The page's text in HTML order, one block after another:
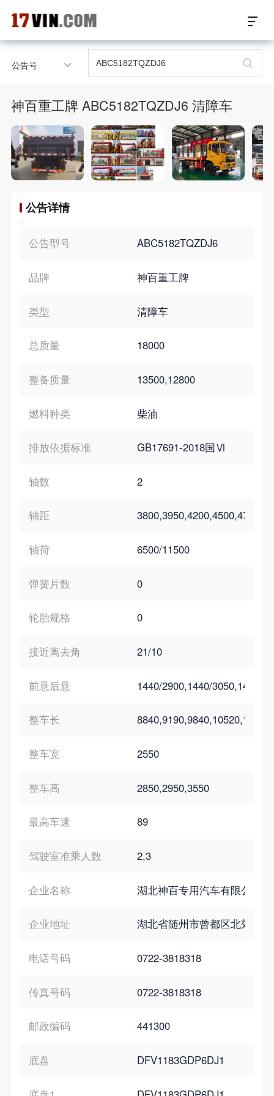
17VIN车架号查询首页
汽配产品车型适配
汽配产品电子目录
微信群智能客服
个性化私人定制
公告号
神百重工牌 ABC5182TQZDJ6 清障车
公告详情
公告型号 ABC5182TQZDJ6
品牌 神百重工牌
类型 清障车
总质量 18000
整备质量 13500,12800
燃料种类 柴油
排放依据标准 GB17691-2018国Ⅵ
轴数 2
轴距
轴荷 6500/11500
弹簧片数 0
轮胎规格 0
接近离去角 21/10
前悬后悬 1440/2900,1440/3050,1440/
整车长 8840,9190,9840,10520,10920
整车宽 2550
整车高 2850,2950,3550
最高车速 89
驾驶室准乘人数 2,3
企业名称 湖北神百专用汽车有限公司
企业地址 湖北省随州市曾都区北郊九
电话号码 0722-3818318
传真号码 0722-3818318
邮政编码 441300
底盘 DFV1183GDP6DJ1